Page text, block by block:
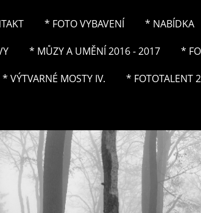
* FOTO VYBAVENÍ * NABÍDKA
* MŮZY A UMĚNÍ 2016 - 2017 *
* VÝTVARNÉ MOSTY IV. * FOTOTALENT